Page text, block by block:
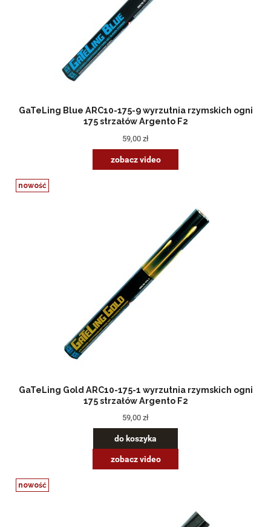
GaTeLing Blue ARC10-175-9 wyrzutnia rzymskich ogni
175 strzałów Argento F2
59,00 zł
zobacz video
GaTeLing Gold ARC10-175-1 wyrzutnia rzymskich ogni
175 strzałów Argento F2
59,00 zł
do koszyka
zobacz video
nowość
nowość